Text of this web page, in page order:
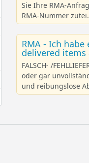
Sie Ihre RMA-
RMA-Nummer
RMA - Ich
delivered
FALSCH- /
oder gar
und reibungslose